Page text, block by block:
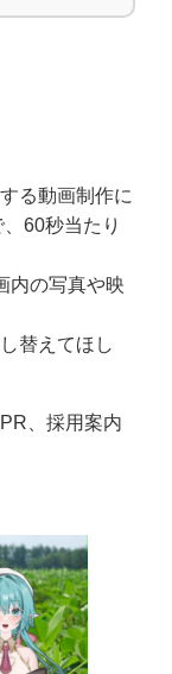
る動画制作に
60秒当たり
内の写真や映
替えてほし
、採用案内